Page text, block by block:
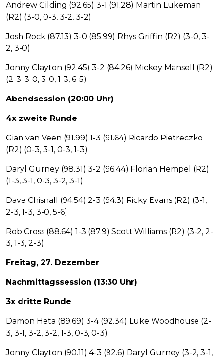
Andrew Gilding (92.65) 3-1 (91.28) Martin Lukeman
(R2) (3-0, 0-3, 3-2, 3-2)
Josh Rock (87.13) 3-0 (85.99) Rhys Griffin (R2) (3-0, 3-
2, 3-0)
Jonny Clayton (92.45) 3-2 (84.26) Mickey Mansell (R2)
(2-3, 3-0, 3-0, 1-3, 6-5)
Abendsession (20:00 Uhr)
4x zweite Runde
Gian van Veen (91.99) 1-3 (91.64) Ricardo Pietreczko
(R2) (0-3, 3-1, 0-3, 1-3)
Daryl Gurney (98.31) 3-2 (96.44) Florian Hempel (R2)
(1-3, 3-1, 0-3, 3-2, 3-1)
Dave Chisnall (94.54) 2-3 (94.3) Ricky Evans (R2) (3-1,
2-3, 1-3, 3-0, 5-6)
Rob Cross (88.64) 1-3 (87.9) Scott Williams (R2) (3-2, 2-
3, 1-3, 2-3)
Freitag, 27. Dezember
Nachmittagssession (13:30 Uhr)
3x dritte Runde
Damon Heta (89.69) 3-4 (92.34) Luke Woodhouse (2-
3, 3-1, 3-2, 3-2, 1-3, 0-3, 0-3)
Jonny Clayton (90.11) 4-3 (92.6) Daryl Gurney (3-2, 3-1,